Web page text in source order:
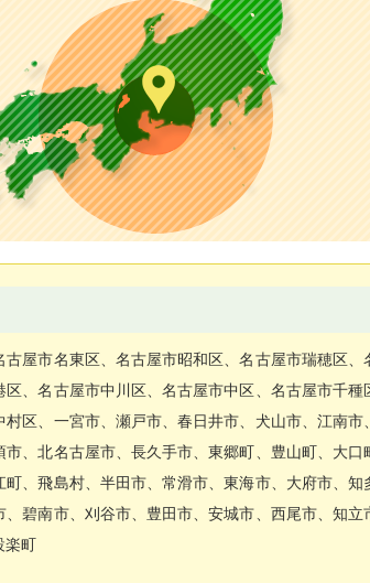
屋市名東区、名古屋市昭和区、名古屋市瑞穂区
、名古屋市中川区、名古屋市中区、名古屋市千種
区、一宮市、瀬戸市、春日井市、犬山市、江南
、北名古屋市、長久手市、東郷町、豊山町、大
、飛島村、半田市、常滑市、東海市、大府市、知
碧南市、刈谷市、豊田市、安城市、西尾市、知
楽町